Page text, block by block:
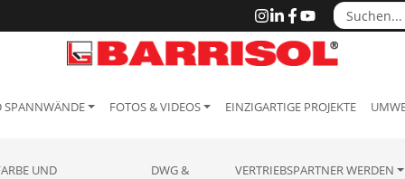
SPANNWÄNDE FOTOS & VIDEOS EINZIGARTIGE PROJEKTE
UND
DWG &
VERTRIEBSPARTNER WERDEN